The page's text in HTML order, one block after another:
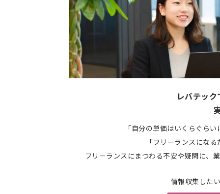
レバテッ
「自分の単価はいくらぐら
「フリーランスにな
フリーランスにまつわる不安や疑問に、
情報収集した